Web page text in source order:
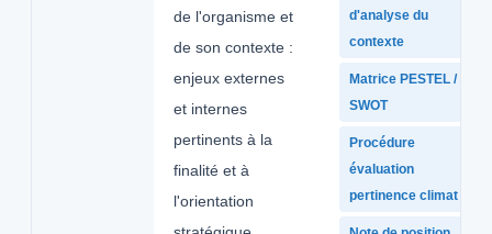
de l'organisme et
de son contexte :
enjeux externes
et internes
pertinents à la
finalité et à
l'orientation
d'analyse du
contexte
Matrice PESTEL /
SWOT
Procédure
évaluation
pertinence climat